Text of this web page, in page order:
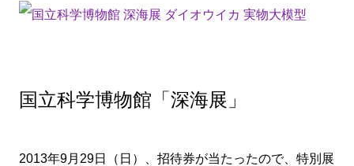
国立科学博物館「深海展」
2013年9月29日（日）、招待券が当たったので、特別展